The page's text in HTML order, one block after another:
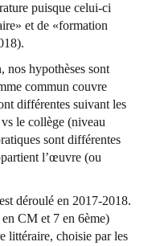
puisque celui-ci
et de «formation
nos hypothèses sont
commun couvre
différentes suivant les
le collège (niveau
sont différentes
l’œuvre (ou
déroulé en 2017-2018.
CM et 7 en 6ème)
littéraire, choisie par les